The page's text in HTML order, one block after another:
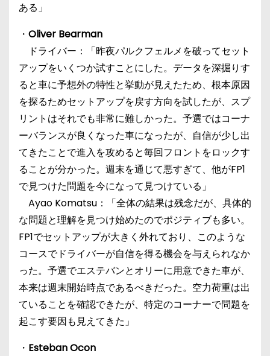
ある」
・ Oliver Bearman
ドライバー：「昨夜パルクフェルメを破ってセット
アップをいくつか試すことにした。データを深掘りす
ると車に予想外の特性と挙動が見えたため、根本原因
を探るためセットアップを戻す方向を試したが、スプ
リントはそれでも非常に難しかった。予選ではコーナ
ーバランスが良くなった車になったが、自信が少し出
てきたことで進入を攻めると毎回フロントをロックす
ることが分かった。週末を通じて悪すぎて、他がFP1
で見つけた問題を今になって見つけている」
Ayao Komatsu：「全体の結果は残念だが、具体的
な問題と理解を見つけ始めたのでポジティブも多い。
FP1でセットアップが大きく外れており、このような
コースでドライバーが自信を得る機会を与えられなか
った。予選でエステバンとオリーに用意できた車が、
本来は週末開始時点であるべきだった。空力荷重は出
ていることを確認できたが、特定のコーナーで問題を
起こす要因も見えてきた」
・ Esteban Ocon